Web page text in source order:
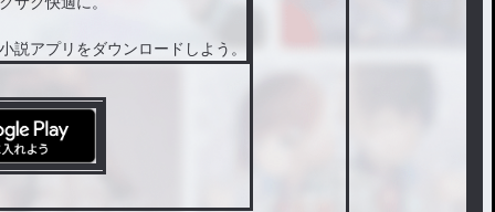
説アプリをダウンロードしよう。